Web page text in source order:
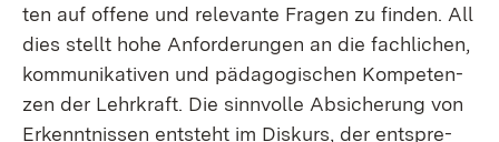
ten auf of­fe­ne und re­le­van­te Fra­gen zu fin­den. All
dies stellt ho­he An­for­de­run­gen an die fach­li­chen,
kom­mu­ni­ka­ti­ven und päd­ago­gi­schen Kom­pe­ten­
zen der Lehr­kraft. Die sinn­vol­le Ab­si­che­rung von
Er­kennt­nis­sen ent­steht im Dis­kurs, der ent­spre­